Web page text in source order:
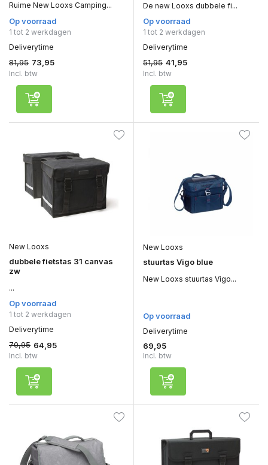
Ruime New Looxs Camping...
Op voorraad
1 tot 2 werkdagen
Deliverytime
81,95 73,95
Incl. btw
De new Looxs dubbele fi...
Op voorraad
1 tot 2 werkdagen
Deliverytime
51,95 41,95
Incl. btw
New Looxs
dubbele fietstas 31 canvas
zw
...
Op voorraad
1 tot 2 werkdagen
Deliverytime
70,95 64,95
Incl. btw
New Looxs
stuurtas Vigo blue
New Looxs stuurtas Vigo...
Op voorraad
Deliverytime
69,95
Incl. btw